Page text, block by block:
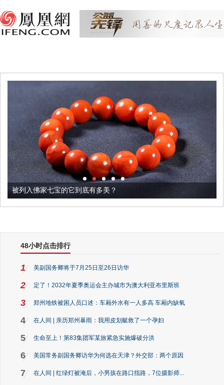
被列入佛家七宝的它到底有多美？
48小时点击排行
1 美副国务卿将于7月25日至26日访华
2 定了！2032年夏季奥运会主办城市为澳大利亚布里斯班
3 郑州地铁被困人员口述：车厢外水有一人多高 车厢内缺氧
4 在人间 | 亲历郑州暴雨：我用皮划艇救了一个孕妇
5 生命至上！第83集团军某旅紧急实施爆破分洪
6 美国常务副国务卿访华为何选在天津？外交部：两个原因
7 在人间 | 红绿灯被淹后，小男孩在路口指路，7位摄影师...